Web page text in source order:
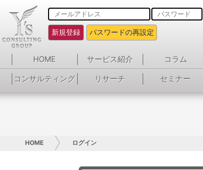
新規登録 パスワードの再設定
HOME サービス紹介 コラム
コンサルティング
リサーチ セミナー
HOME ログイン